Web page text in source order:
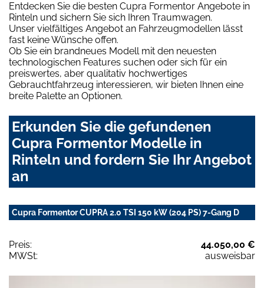
Entdecken Sie die besten Cupra Formentor Angebote in
Rinteln und sichern Sie sich Ihren Traumwagen.
Unser vielfältiges Angebot an Fahrzeugmodellen lässt
fast keine Wünsche offen.
Ob Sie ein brandneues Modell mit den neuesten
technologischen Features suchen oder sich für ein
preiswertes, aber qualitativ hochwertiges
Gebrauchtfahrzeug interessieren, wir bieten Ihnen eine
breite Palette an Optionen.
Erkunden Sie die gefundenen
Cupra Formentor Modelle in
Rinteln und fordern Sie Ihr Angebot
an
Cupra Formentor CUPRA 2.0 TSI 150 kW (204 PS) 7-Gang D
Preis:
44.050,00 €
MWSt:
ausweisbar